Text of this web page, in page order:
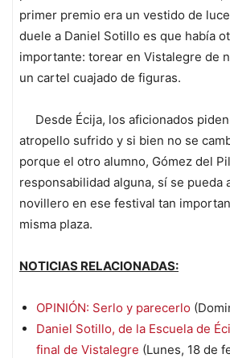
primer premio era un vestido de
duele a Daniel Sotillo es que había
importante: torear en Vistalegre de
un cartel cuajado de figuras.
Desde Écija, los aficionados
atropello sufrido y si bien no se
porque el otro alumno, Gómez del
responsabilidad alguna, sí se pueda
novillero en ese festival tan
misma plaza.
NOTICIAS RELACIONADAS:
OPINIÓN: Serlo y parecerlo
Daniel Sotillo, de la Escuela de
final de Vistalegre (Lunes, 18 de